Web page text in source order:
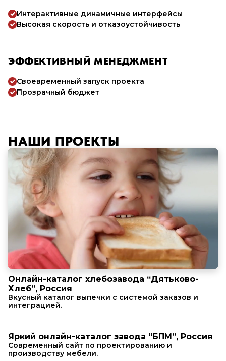
Интерактивные динамичные интерфейсы
Высокая скорость и отказоустойчивость
ЭФФЕКТИВНЫЙ МЕНЕДЖМЕНТ
Своевременный запуск проекта
Прозрачный бюджет
НАШИ ПРОЕКТЫ
Онлайн-каталог хлебозавода “Дятьково-
Хлеб”, Россия
Вкусный каталог выпечки с системой заказов и
интеграцией.
Яркий онлайн-каталог завода “БПМ”, Россия
Современный сайт по проектированию и
производству мебели.